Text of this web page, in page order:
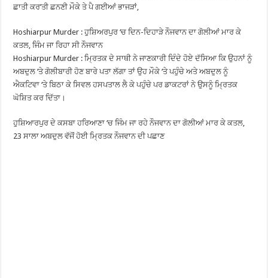
ਛਾਤੀ ਕਰ’ਤੀ ਛਨਣੀ ਮੌਕੇ ਤੇ ਪੈ ਗਈਆਂ ਭਾਜੜਾਂ,
Hoshiarpur Murder : ਹੁਸ਼ਿਅਰਪੁਰ ‘ਚ ਦਿਨ-ਦਿਹਾੜੇ ਨੌਜਵਾਨ ਦਾ ਗੋਲੀਆਂ ਮਾਰ ਕੇ
ਕਤਲ, ਜਿੰਮ ਜਾ ਰਿਹਾ ਸੀ ਨੌਜਵਾਨ
Hoshiarpur Murder : ਮ੍ਰਿਤਕ ਦੇ ਸਾਥੀ ਨੇ ਜਾਣਕਾਰੀ ਦਿੰਦੇ ਹੋਏ ਦੱਸਿਆ ਕਿ ਉਹਨਾਂ ਨੂੰ
ਅਬਦੁਲ ‘ਤੇ ਗੋਲੀਬਾਰੀ ਹੋਣ ਬਾਰੇ ਪਤਾ ਲੱਗਾ ਤਾਂ ਉਹ ਮੌਕੇ ‘ਤੇ ਪਹੁੰਚੇ ਅਤੇ ਅਬਦੁਲ ਨੂੰ
ਐਕਟਿਵਾ ‘ਤੇ ਬਿਠਾ ਕੇ ਸਿਵਲ ਹਸਪਤਾਲ ਲੈ ਕੇ ਪਹੁੰਚੇ ਪਰ ਡਾਕਟਰਾਂ ਨੇ ਉਸਨੂੰ ਮ੍ਰਿਤਕ
ਘੋਸ਼ਿਤ ਕਰ ਦਿੱਤਾ।
ਹੁਸ਼ਿਆਰਪੁਰ ਦੇ ਕਸਬਾ ਹਰਿਆਣਾ ‘ਚ ਜਿੰਮ ਜਾ ਰਹੇ ਨੌਜਵਾਨ ਦਾ ਗੋਲੀਆਂ ਮਾਰ ਕੇ ਕਤਲ,
23 ਸਾਲਾ ਅਬਦੁਲ ਵੱਜੋਂ ਹੋਈ ਮ੍ਰਿਤਕ ਨੌਜਵਾਨ ਦੀ ਪਛਾਣ